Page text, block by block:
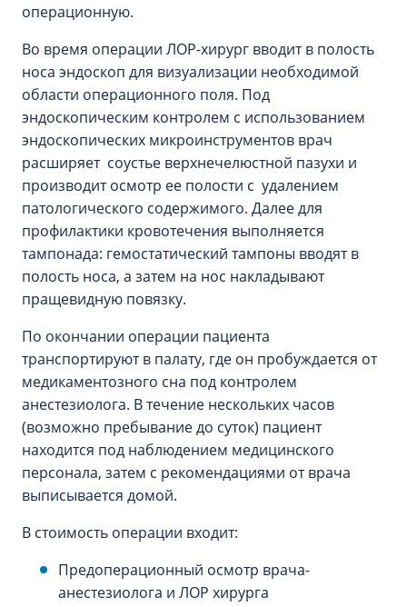
операционную.
Во время операции ЛОР-хирург вводит в полость
носа эндоскоп для визуализации необходимой
области операционного поля. Под
эндоскопическим контролем с использованием
эндоскопических микроинструментов врач
расширяет соустье верхнечелюстной пазухи и
производит осмотр ее полости с удалением
патологического содержимого. Далее для
профилактики кровотечения выполняется
тампонада: гемостатический тампоны вводят в
полость носа, а затем на нос накладывают
пращевидную повязку.
По окончании операции пациента
транспортируют в палату, где он пробуждается от
медикаментозного сна под контролем
анестезиолога. В течение нескольких часов
(возможно пребывание до суток) пациент
находится под наблюдением медицинского
персонала, затем с рекомендациями от врача
выписывается домой.
В стоимость операции входит:
Предоперационный осмотр врача-
анестезиолога и ЛОР хирурга